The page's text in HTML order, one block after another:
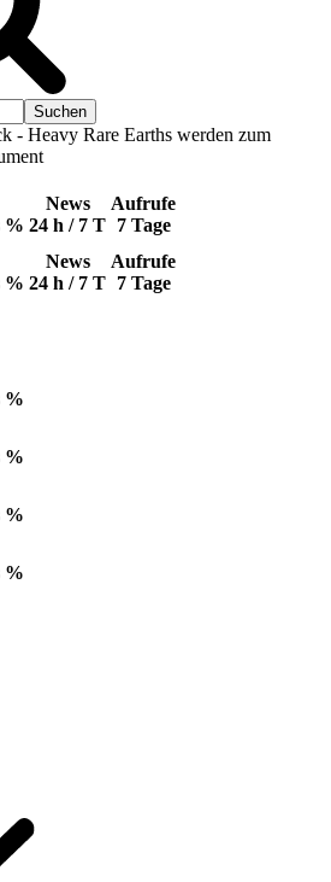
- Heavy Rare Earths werden zum
%
News
24 h / 7 T
Aufrufe
7 Tage
%
News
24 h / 7 T
Aufrufe
7 Tage
%
%
%
%